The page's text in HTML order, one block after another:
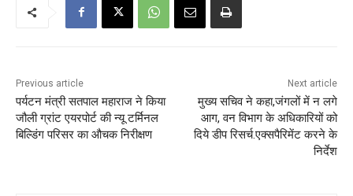
Previous article
पर्यटन मंत्री सतपाल महाराज ने किया
जौली ग्रांट एयरपोर्ट की न्यू टर्मिनल
बिल्डिंग परिसर का औचक निरीक्षण
Next article
मुख्य सचिव ने कहा,जंगलों में न लगे
आग, वन विभाग के अधिकारियों को
दिये डीप रिसर्च.एक्सपैरिमेंट करने के
निर्देश